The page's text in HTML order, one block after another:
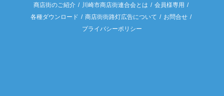
商店街のご紹介 川崎市商店街連合会とは
会員様専用
各種ダウンロード
商店街街路灯広告について
お問合せ
プライバシーポリシー